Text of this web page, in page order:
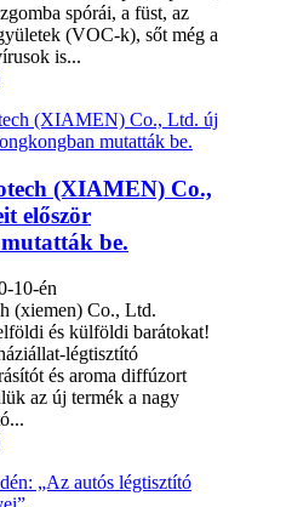
spórái, a füst, az
(VOC-k), sőt még a
is...
(XIAMEN) Co.,
először
be.
10-én
(xiemen) Co., Ltd.
és külföldi barátokat!
légtisztító
és aroma diffúzort
az új termék a nagy